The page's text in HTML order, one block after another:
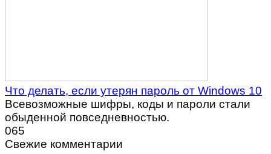
Что делать, если утерян пароль от Windows 10
Всевозможные шифры, коды и пароли стали
обыденной повседневностью.
065
Свежие комментарии